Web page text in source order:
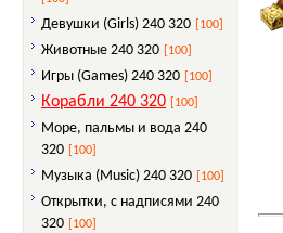
Девушки (Girls) 240 320 [100]
Животные 240 320 [100]
Игры (Games) 240 320 [100]
Корабли 240 320 [100]
Море, пальмы и вода 240
320
[100]
Музыка (Music) 240 320 [100]
Открытки, с надписями 240
320
[100]